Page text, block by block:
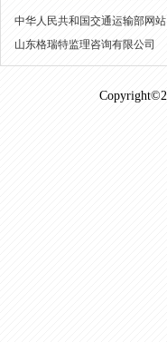
中华人民共和国交通运输部网站
山东格瑞特监理咨询有限公司